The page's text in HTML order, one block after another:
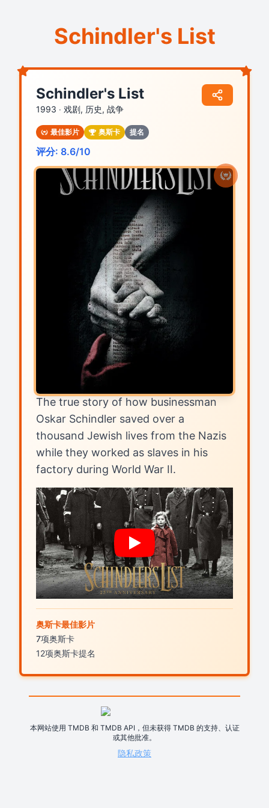
Schindler's List
Schindler's List
1993 ‧ 戏剧, 历史, 战争
最佳影片 奥斯卡 提名
评分: 8.6/10
The true story of how businessman
Oskar Schindler saved over a
thousand Jewish lives from the Nazis
while they worked as slaves in his
factory during World War II.
奥斯卡最佳影片
7项奥斯卡
12项奥斯卡提名
本网站使用 TMDB 和 TMDB API，但未获得 TMDB 的支持、认证
或其他批准。
隐私政策